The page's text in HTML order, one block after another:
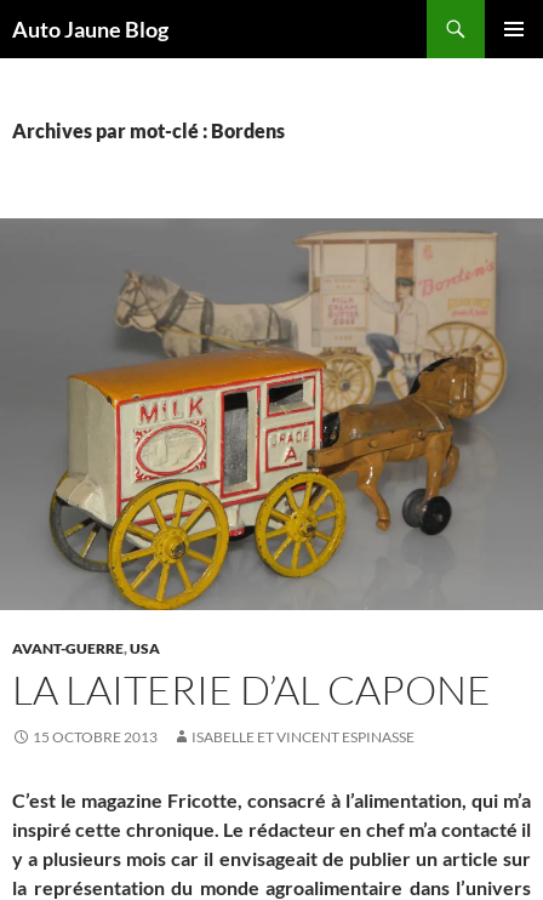
Auto Jaune Blog
Archives par mot-clé : Bordens
AVANT-GUERRE,USA
LA LAITERIE D’AL CAPONE
15 OCTOBRE 2013 ISABELLE ET VINCENT ESPINASSE
C’est le magazine Fricotte, consacré à l’alimentation, qui m’a
inspiré cette chronique. Le rédacteur en chef m’a contacté il
y a plusieurs mois car il envisageait de publier un article sur
la représentation du monde agroalimentaire dans l’univers